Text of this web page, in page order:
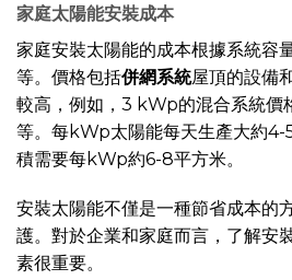
家庭太陽能安裝成本
家庭安裝太陽能的成本根據系統
等。價格包括併網系統屋頂的設備
較高，例如，3 kWp的混合系統價
等。每kWp太陽能每天生產大約
積需要每kWp約6-8平方米。
安裝太陽能不僅是一種節省成本的
護。對於企業和家庭而言，了解安
素很重要。